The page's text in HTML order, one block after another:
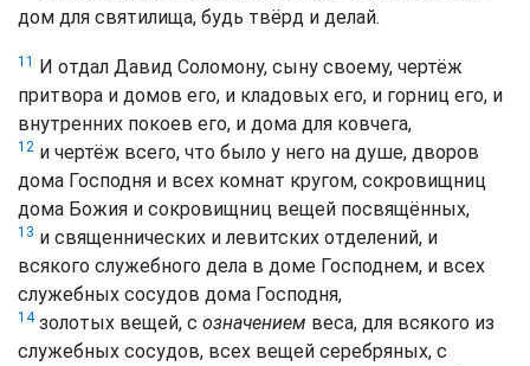
дом для святилища, будь твёрд и делай.
11 И отдал Давид Соломону, сыну своему, чертёж
притвора и домов его, и кладовых его, и горниц его, и
внутренних покоев его, и дома для ковчега,
12 и чертёж всего, что было у него на душе, дворов
дома Господня и всех комнат кругом, сокровищниц
дома Божия и сокровищниц вещей посвящённых,
13 и священнических и левитских отделений, и
всякого служебного дела в доме Господнем, и всех
служебных сосудов дома Господня,
14золотых вещей, с означением веса, для всякого из
служебных сосудов, всех вещей серебряных, с